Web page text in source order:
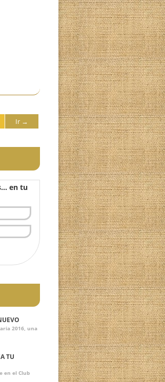
talleres… en tu
pasan !
DE NUEVO
en Alimentaria 2016, una
aventura.